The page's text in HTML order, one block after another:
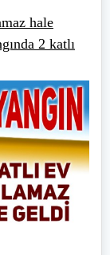
hale
2 katlı